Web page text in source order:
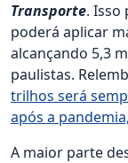
Transporte. Isso
poderá aplicar
alcançando 5,3
paulistas.
trilhos será
após a
A maior parte